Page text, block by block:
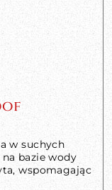
w suchych
bazie wody
wspomagając